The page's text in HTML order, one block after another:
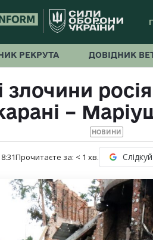
РЕКРУТА ДОВІДНИК
злочини
–
НОВИНИ
Прочитаєте за: < 1 хв.